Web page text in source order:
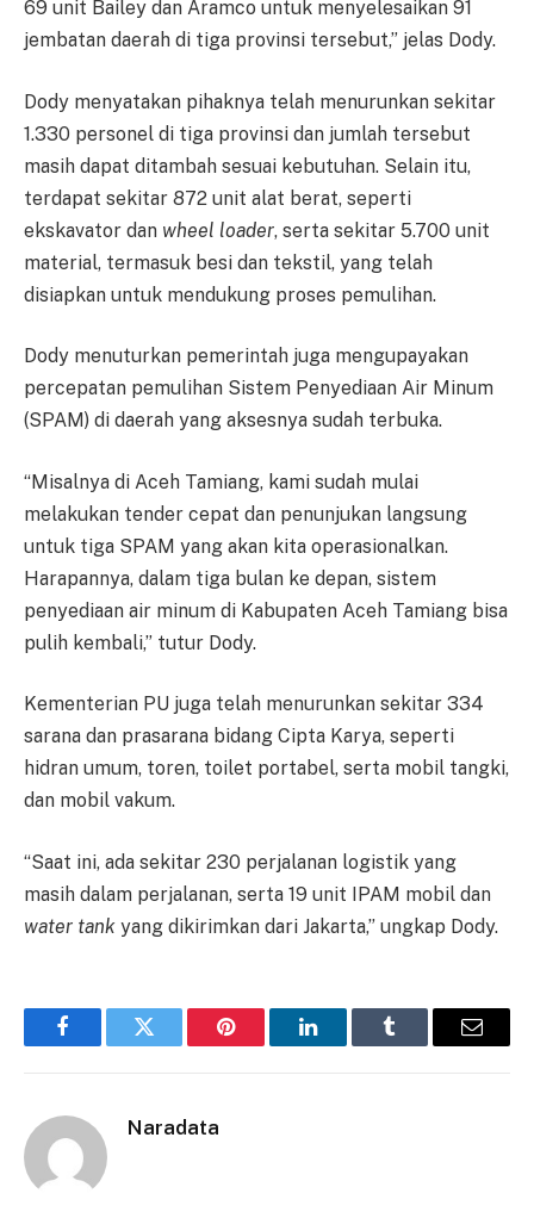
69 unit Bailey dan Aramco untuk menyelesaikan 91
jembatan daerah di tiga provinsi tersebut,” jelas Dody.
Dody menyatakan pihaknya telah menurunkan sekitar
1.330 personel di tiga provinsi dan jumlah tersebut
masih dapat ditambah sesuai kebutuhan. Selain itu,
terdapat sekitar 872 unit alat berat, seperti
ekskavator dan wheel loader, serta sekitar 5.700 unit
material, termasuk besi dan tekstil, yang telah
disiapkan untuk mendukung proses pemulihan.
Dody menuturkan pemerintah juga mengupayakan
percepatan pemulihan Sistem Penyediaan Air Minum
(SPAM) di daerah yang aksesnya sudah terbuka.
“Misalnya di Aceh Tamiang, kami sudah mulai
melakukan tender cepat dan penunjukan langsung
untuk tiga SPAM yang akan kita operasionalkan.
Harapannya, dalam tiga bulan ke depan, sistem
penyediaan air minum di Kabupaten Aceh Tamiang bisa
pulih kembali,” tutur Dody.
Kementerian PU juga telah menurunkan sekitar 334
sarana dan prasarana bidang Cipta Karya, seperti
hidran umum, toren, toilet portabel, serta mobil tangki,
dan mobil vakum.
“Saat ini, ada sekitar 230 perjalanan logistik yang
masih dalam perjalanan, serta 19 unit IPAM mobil dan
water tank yang dikirimkan dari Jakarta,” ungkap Dody.
FacebookTwitter Pinterest LinkedInTumblr Email
Naradata